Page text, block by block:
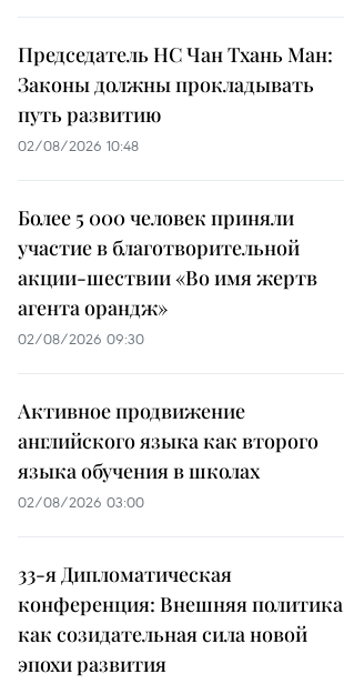
Председатель НС Чан Тхань Ман:
Законы должны прокладывать
путь развитию
02/08/2026 10:48
Более 5 000 человек приняли
участие в благотворительной
акции-шествии «Во имя жертв
агента орандж»
02/08/2026 09:30
Активное продвижение
английского языка как второго
языка обучения в школах
02/08/2026 03:00
33-я Дипломатическая
конференция: Внешняя политика
как созидательная сила новой
эпохи развития